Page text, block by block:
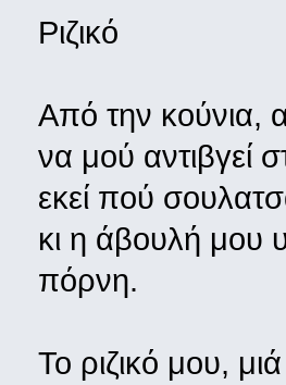
Ριζικό
Από την κούνια,
να μού αντιβγεί
εκεί πού
κι η άβουλή μου
πόρνη.
Το ριζικό μου,